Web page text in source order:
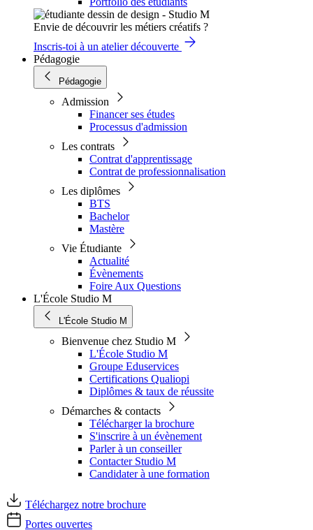
Envie de découvrir les métiers créatifs ?
Inscris-toi à un atelier découverte
Pédagogie
Pédagogie
Admission
Financer ses études
Processus d'admission
Les contrats
Contrat d'apprentissage
Contrat de professionnalisation
Les diplômes
BTS
Bachelor
Mastère
Vie Étudiante
Actualité
Évènements
Foire Aux Questions
L'École Studio M
L'École Studio M
Bienvenue chez Studio M
L'École Studio M
Groupe Eduservices
Certifications Qualiopi
Diplômes & taux de réussite
Démarches & contacts
Télécharger la brochure
S'inscrire à un évènement
Parler à un conseiller
Contacter Studio M
Candidater à une formation
Téléchargez notre brochure
Portes ouvertes